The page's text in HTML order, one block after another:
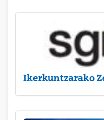
Ikerkuntzarako